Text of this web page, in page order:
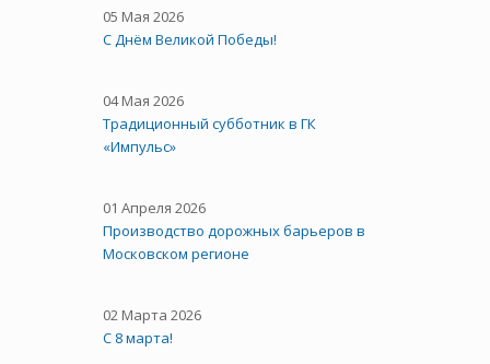
05 Мая 2026
C Днём Великой Победы!
04 Мая 2026
Традиционный субботник в ГК
«Импульс»
01 Апреля 2026
Производство дорожных барьеров в
Московском регионе
02 Марта 2026
С 8 марта!